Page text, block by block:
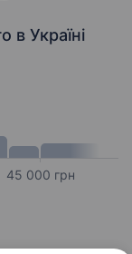
в Україні
45 000 грн